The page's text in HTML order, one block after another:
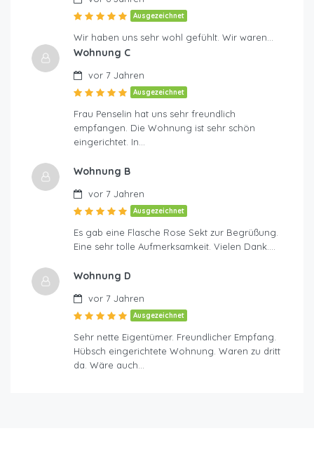
Ausgezeichnet
Wir haben uns sehr wohl gefühlt. Wir waren…
Wohnung C
vor 7 Jahren
Ausgezeichnet
Frau Penselin hat uns sehr freundlich
empfangen. Die Wohnung ist sehr schön
eingerichtet. In…
Wohnung B
vor 7 Jahren
Ausgezeichnet
Es gab eine Flasche Rose Sekt zur Begrüßung.
Eine sehr tolle Aufmerksamkeit. Vielen Dank….
Wohnung D
vor 7 Jahren
Ausgezeichnet
Sehr nette Eigentümer. Freundlicher Empfang.
Hübsch eingerichtete Wohnung. Waren zu dritt
da. Wäre auch…